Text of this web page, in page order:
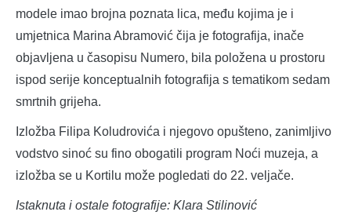
modele imao brojna poznata lica, među kojima je i
umjetnica Marina Abramović čija je fotografija, inače
objavljena u časopisu Numero, bila položena u prostoru
ispod serije konceptualnih fotografija s tematikom sedam
smrtnih grijeha.
Izložba Filipa Koludrovića i njegovo opušteno, zanimljivo
vodstvo sinoć su fino obogatili program Noći muzeja, a
izložba se u Kortilu može pogledati do 22. veljače.
Istaknuta i ostale fotografije: Klara Stilinović